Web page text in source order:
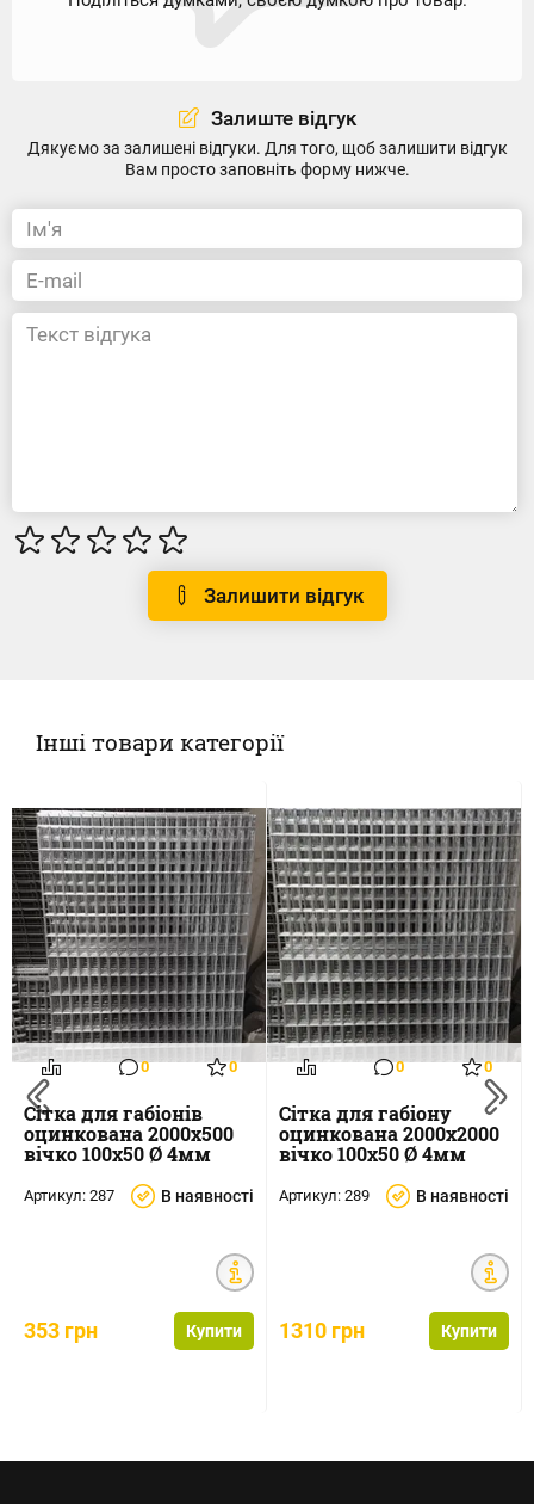
Залиште відгук
Дякуємо за залишені відгуки. Для того, щоб залишити відгук
Вам просто заповніть форму нижче.
Залишити відгук
Інші товари категорії
0 0
Сітка для габіонів
оцинкована 2000х500
вічко 100х50 Ø 4мм
Артикул: 287 В наявності
353 грн Купити
0 0
Сітка для габіону
оцинкована 2000х2000
вічко 100х50 Ø 4мм
Артикул: 289 В наявності
1310 грн Купити